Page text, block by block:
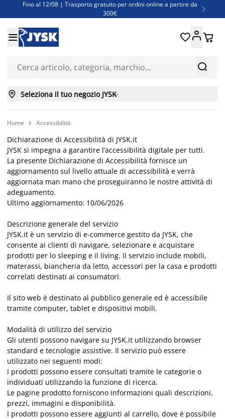
Fino al 12/08 | Trasporto gratuito per ordini online a partire da
300€

Super offerte d'estate | Oltre 1.500 articoli fino al 70%
Finanziamenti - Scegli il piano di rimborso più adatto a te


 
 Seleziona il tuo negozio JYSK
Home  Accessibilità
Dichiarazione di Accessibilità di JYSK.it
JYSK si impegna a garantire l’accessibilità digitale per tutti.
La presente Dichiarazione di Accessibilità fornisce un
aggiornamento sul livello attuale di accessibilità e verrà
aggiornata man mano che proseguiranno le nostre attività di
adeguamento.
Ultimo aggiornamento: 10/06/2026
Descrizione generale del servizio
JYSK.it è un servizio di e-commerce gestito da JYSK, che
consente ai clienti di navigare, selezionare e acquistare
prodotti per lo sleeping e il living. Il servizio include mobili,
materassi, biancheria da letto, accessori per la casa e prodotti
correlati destinati ai consumatori.
Il sito web è destinato al pubblico generale ed è accessibile
tramite computer, tablet e dispositivi mobili.
Modalità di utilizzo del servizio
Gli utenti possono navigare su JYSK.it utilizzando browser
standard e tecnologie assistive. Il servizio può essere
utilizzato nei seguenti modi:
I prodotti possono essere consultati tramite le categorie o
individuati utilizzando la funzione di ricerca.
Le pagine prodotto forniscono informazioni quali descrizioni,
prezzi, immagini e disponibilità.
I prodotti possono essere aggiunti al carrello, dove è possibile